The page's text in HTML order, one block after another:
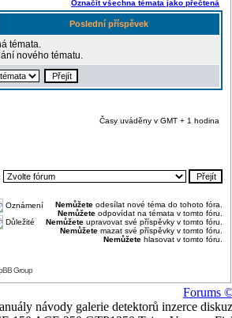
Označit všechna témata jako přečtená
Poslední příspěvek
témata.
nového tématu.
Časy uváděny v GMT + 1 hodina
Oznámení
Důležité
Nemůžete odesílat nové téma do tohoto fóra.
Nemůžete odpovídat na témata v tomto fóru.
Nemůžete upravovat své příspěvky v tomto fóru.
Nemůžete mazat své příspěvky v tomto fóru.
Nemůžete hlasovat v tomto fóru.
Group
Forums
návody galerie detektorů inzerce